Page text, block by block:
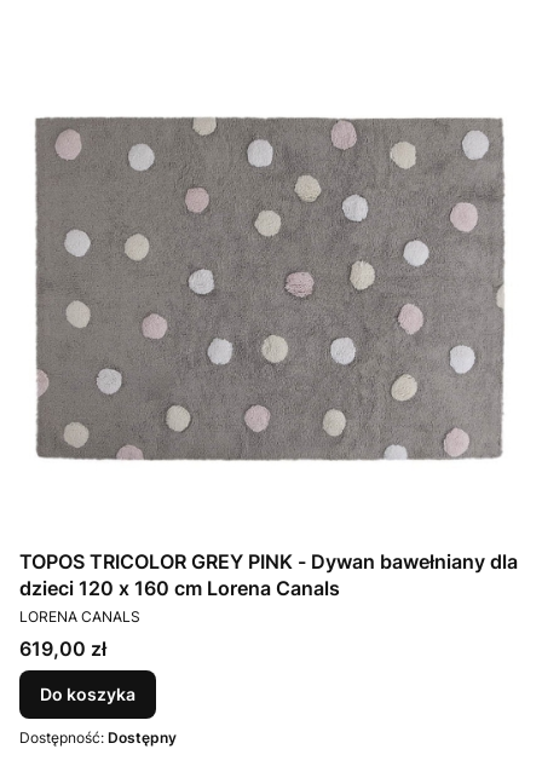
TOPOS TRICOLOR GREY PINK - Dywan bawełniany dla
dzieci 120 x 160 cm Lorena Canals
PRODUCENT
LORENA CANALS
Cena
619,00 zł
Do koszyka
Dostępność: Dostępny